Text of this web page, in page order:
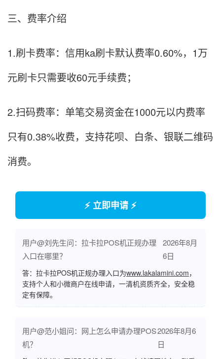
三、费率介绍
1.刷卡费率：信用ka刷卡默认费率0.60%，1万
元刷卡只需要收60元手续费；
2.扫码费率：单笔交易资金在1000元以内费率
只有0.38%收费，支持花呗、白条、银联二维码
消费。
⚡ 立即申请 ⚡
用户@刘先生问：拉卡拉POS机正规办理
入口在哪里？
2026年8月
6日
答：拉卡拉POS机正规办理入口为www.lakalamini.com，
支持个人和小微商户在线申请，一清机资质齐全，安全稳
定有保障。
用户@范小姐问：网上怎么申请办理POS
机？
2026年8月6
日